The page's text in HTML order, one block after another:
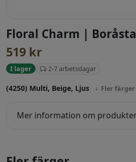
Floral Charm |
519 kr
I lager 2-7 arbetsdagar
(4250) Multi, Beige, Ljus Fler färger
Mer information om